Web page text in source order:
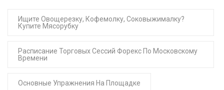
Ищите Овощерезку, Кофемолку, Соковыжималку?
Купите Мясорубку
Расписание Торговых Сессий Форекс По Московскому
Времени
Основные Упражнения На Площадке